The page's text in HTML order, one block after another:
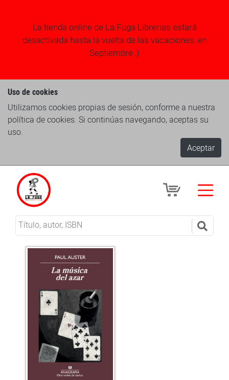
La tienda online de La Fuga Librerias estará
desactivada hasta la vuelta de las vacaciones, en
Septiembre ;)
Uso de cookies
Utilizamos cookies propias de sesión, conforme a nuestra
política de cookies. Si continúas navegando, aceptas su
uso.
Aceptar